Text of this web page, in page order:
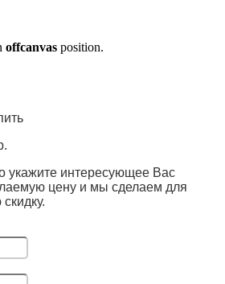
offcanvas position.
укажите интересующее Вас
цену и мы сделаем для